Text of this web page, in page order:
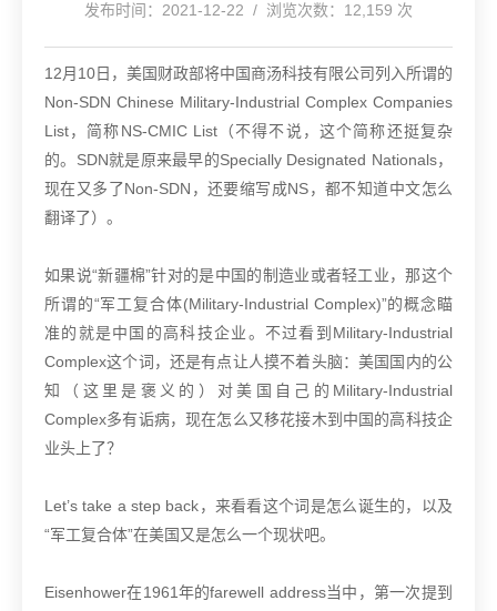
发布时间：2021-12-22 / 浏览次数：12,159 次
12月10日，美国财政部将中国商汤科技有限公司列入所谓的
Non-SDN Chinese Military-Industrial Complex Companies
List，简称NS-CMIC List（不得不说，这个简称还挺复杂
的。SDN就是原来最早的Specially Designated Nationals，
现在又多了Non-SDN，还要缩写成NS，都不知道中文怎么
翻译了）。
如果说“新疆棉”针对的是中国的制造业或者轻工业，那这个
所谓的“军工复合体(Military-Industrial Complex)”的概念瞄
准的就是中国的高科技企业。不过看到Military-Industrial
Complex这个词，还是有点让人摸不着头脑：美国国内的公
知（这里是褒义的）对美国自己的Military-Industrial
Complex多有诟病，现在怎么又移花接木到中国的高科技企
业头上了？
Let’s take a step back，来看看这个词是怎么诞生的，以及
“军工复合体”在美国又是怎么一个现状吧。
Eisenhower在1961年的farewell address当中，第一次提到